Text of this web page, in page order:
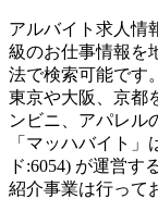
アルバイト求人情
級のお仕事情報を
法で検索可能です。
東京や大阪、京都
ンビニ、アパレル
「マッハバイト
ド:6054) が運営
紹介事業は行って